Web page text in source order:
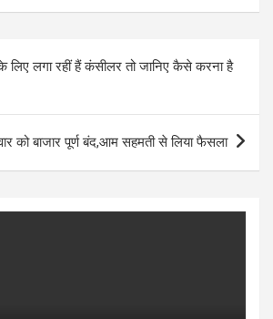
se
g
er
ke
dI
n
ar
लिए लगा रहीं हैं कंसीलर तो जानिए कैसे करना है
को बाजार पूर्ण बंद,आम सहमती से लिया फैसला